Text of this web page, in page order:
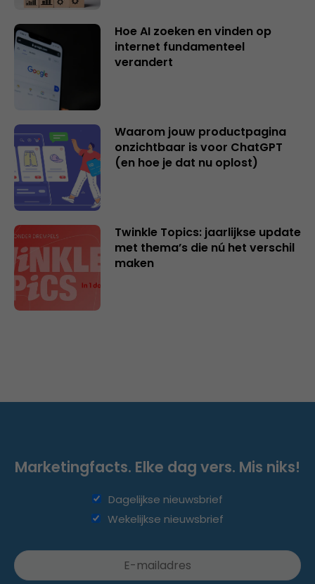
Hoe AI zoeken en vinden op
internet fundamenteel
verandert
Waarom jouw productpagina
onzichtbaar is voor ChatGPT
(en hoe je dat nu oplost)
Twinkle Topics: jaarlijkse update
met thema’s die nú het verschil
maken
Marketingfacts. Elke dag vers. Mis niks!
Dagelijkse nieuwsbrief
Wekelijkse nieuwsbrief